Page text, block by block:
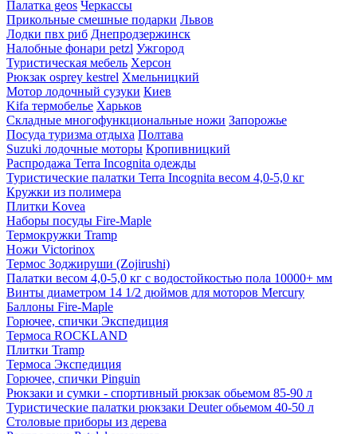
Палатка geos Черкассы
Прикольные смешные подарки Львов
Лодки пвх риб Днепродзержинск
Налобные фонари petzl Ужгород
Туристическая мебель Херсон
Рюкзак osprey kestrel Хмельницкий
Мотор лодочный сузуки Киев
Kifa термобелье Харьков
Складные многофункциональные ножи Запорожье
Посуда туризма отдыха Полтава
Suzuki лодочные моторы Кропивницкий
Распродажа Terra Incognita одежды
Туристические палатки Terra Incognita весом 4,0-5,0 кг
Кружки из полимера
Плитки Kovea
Наборы посуды Fire-Maple
Термокружки Tramp
Ножи Victorinox
Термос Зоджируши (Zojirushi)
Палатки весом 4,0-5,0 кг с водостойкостью пола 10000+ мм
Винты диаметром 14 1/2 дюймов для моторов Mercury
Баллоны Fire-Maple
Горючее, спички Экспедиция
Термоса ROCKLAND
Плитки Tramp
Термоса Экспедиция
Горючее, спички Pinguin
Рюкзаки и сумки - спортивный рюкзак обьемом 85-90 л
Туристические палатки рюкзаки Deuter обьемом 40-50 л
Столовые приборы из дерева